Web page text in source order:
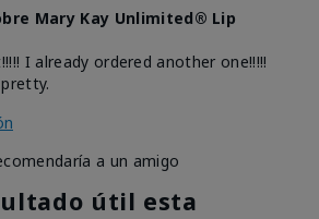
Mary Kay Unlimited® Lip
I already ordered another one!!!!!
a un amigo
útil esta